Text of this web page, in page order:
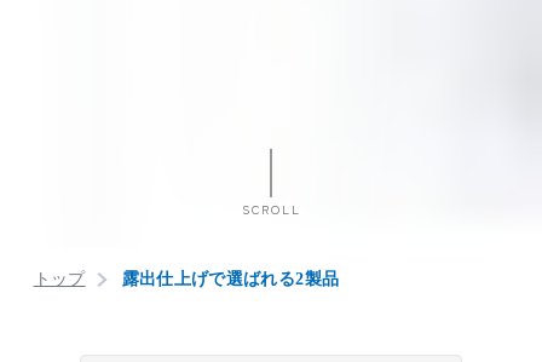
SCROLL
トップ 露出仕上げで選ばれる2製品